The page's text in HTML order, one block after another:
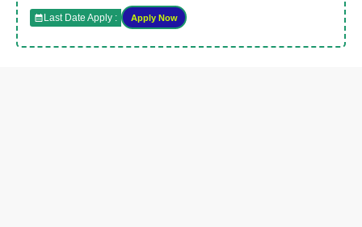
Last Date Apply : Apply Now